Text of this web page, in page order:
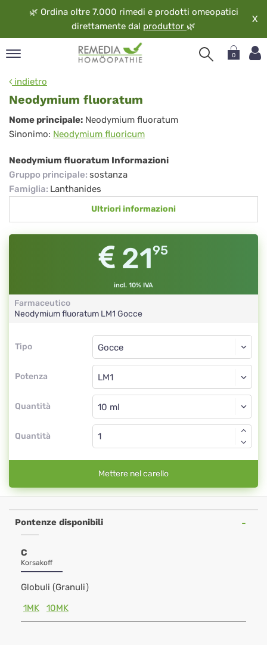
🌿 Ordina oltre 7.000 rimedi e prodotti omeopatici
direttamente dal produttor 🌿
X
0
indietro
Neodymium fluoratum
Neodymium
fluoratum
Nome principale: Neodymium fluoratum
Sinonimo: Neodymium fluoricum
Neodymium fluoratum Informazioni
Gruppo principale: sostanza
Famiglia: Lanthanides
Ultriori informazioni
2195
incl. 10% IVA
Farmaceutico
Neodymium fluoratum LM1 Gocce
Tipo
Tipo
Potenza
Gocce
LM1
Quantità
Gocce
Quantità
Mettere nel carello
Pontenze disponibili
C
Korsakoff
Globuli (Granuli)
1MK
10MK